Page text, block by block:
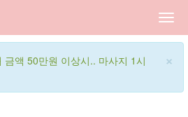
×
금액 50만원 이상시.. 마사지 1시